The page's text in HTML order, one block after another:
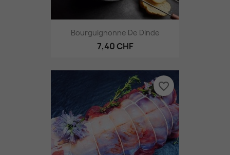
Bourguignonne De Dinde
7,40 CHF
favorite_border